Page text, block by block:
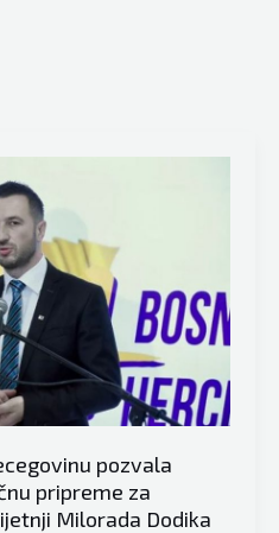
pozvala
pripreme za
Milorada Dodika